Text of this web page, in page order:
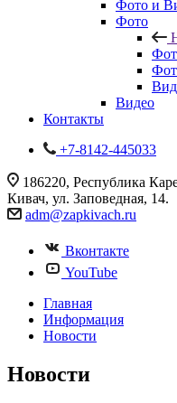
Фото и
Фото
Видео
Контакты
+7-8142-445033
186220, Республика
Кивач, ул. Заповедная, 14.
adm@zapkivach.ru
Вконтакте
YouTube
Главная
Информация
Новости
Новости